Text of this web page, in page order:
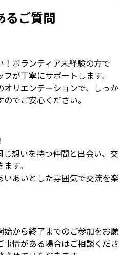
るご質問
ボランティア未経験の方で
が丁寧にサポートします。
オリエンテーションで、しっか
でご安心ください。
想いを持つ仲間と出会い、交
す。
あいとした雰囲気で交流を楽
始から終了までのご参加をお願
事情がある場合はご相談くださ